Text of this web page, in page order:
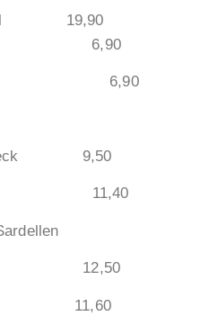
19,90
6,90
9,50
11,40
12,50
11,60